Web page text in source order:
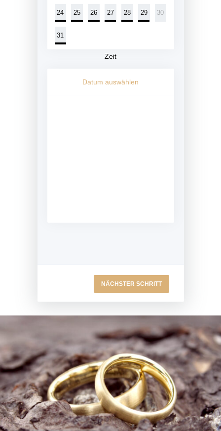
24 25 26 27 28 29 30
31
Zeit
Datum auswählen
NÄCHSTER SCHRITT